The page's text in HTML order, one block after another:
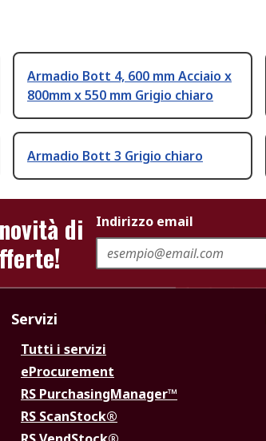
Armadio Bott 4, 600 mm Acciaio x
800mm x 550 mm Grigio chiaro
Armadio Bott 3 Grigio chiaro
di
Indirizzo email
Servizi
Tutti i servizi
eProcurement
RS PurchasingManager™
RS ScanStock®